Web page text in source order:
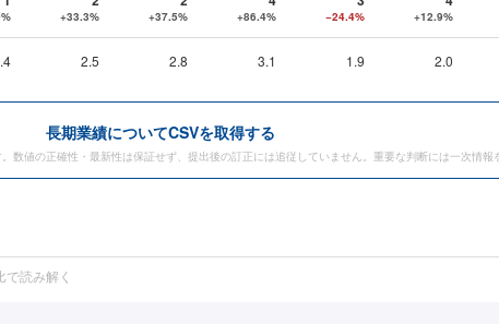
+33.3% +37.5% +86.4% −24.4% +12.9%
2.5 2.8 3.1 1.9 2.0
長期業績についてCSVを取得する
数値の正確性・最新性は保証せず、提出後の訂正には追従していません。重要な判断には一次情報
読み解く